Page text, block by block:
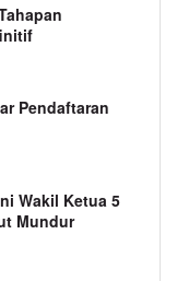
Pendaftaran
Wakil Ketua 5
Mundur